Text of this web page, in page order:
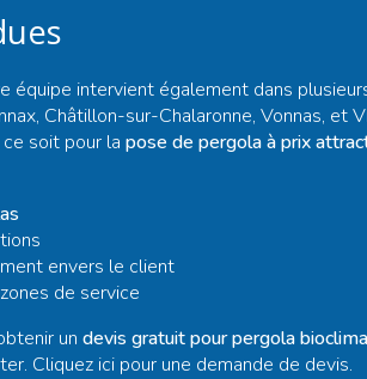
équipe intervient également dans
Châtillon-sur-Chalaronne, Vonnas, et
soit pour la pose de pergola à prix
envers le client
de service
un devis gratuit pour pergola
Cliquez ici pour une demande de devis.